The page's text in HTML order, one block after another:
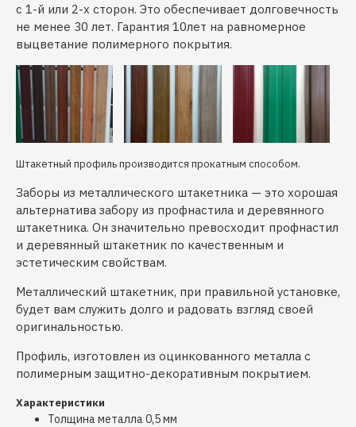
с 1-й или 2-х сторон. Это обеспечивает долговечность
не менее 30 лет. Гарантия 10лет на равномерное
выцветание полимерного покрытия.
Штакетный профиль производится прокатным способом.
Заборы из металлического штакетника — это хорошая
альтернатива забору из профнастила и деревянного
штакетника. Он значительно превосходит профнастил
и деревянный штакетник по качественным и
эстетическим свойствам.
Металлический штакетник, при правильной установке,
будет вам служить долго и радовать взгляд своей
оригинальностью.
Профиль, изготовлен из оцинкованного металла с
полимерным защитно-декоративным покрытием.
Характеристики
Толщина металла 0,5 мм